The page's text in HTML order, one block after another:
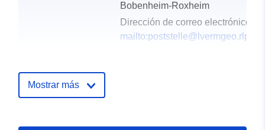
Bobenheim-Roxheim
Dirección de correo electrónico:
mailto:poststelle@lvermgeo.rlp.de
catálogo:
Mostrar más